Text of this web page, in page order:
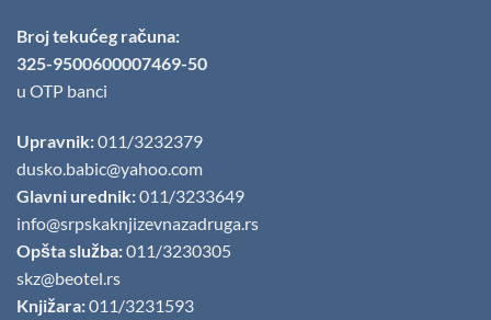
Broj tekućeg računa:
325-9500600007469-50
u OTP banci
Upravnik:011/3232379
dusko.babic@yahoo.com
Glavni urednik:011/3233649
info@srpskaknjizevnazadruga.rs
Opšta služba:011/3230305
skz@beotel.rs
Knjižara:011/3231593